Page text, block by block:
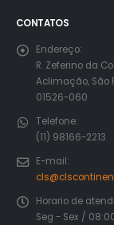
CONTATOS
Endereço:
R. Zeferino da
Aclimação, São
01526-060
Telefone:
(11) 98166-2213
E-mail:
Horario de
Seg - Sex /